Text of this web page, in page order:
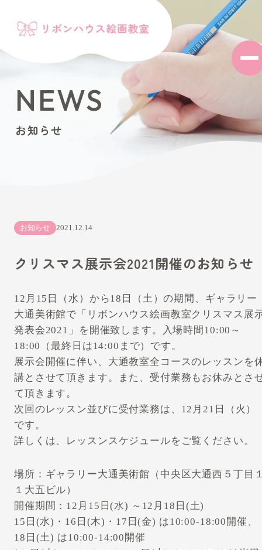
NEWS
お知らせ
お知らせ 2021.12.14
クリスマス展示会2021開催のお知らせ
12月15日（水）から18日（土）の期間、ギャラリー
大通美術館で「リボンハウス絵画教室クリスマス展
発表会2021」を開催致します。入場時間10:00～
18:00（最終日は14:00まで）です。
展示会開催に伴い、大通教室全コースのレッスンを
講とさせて頂きます。また、受付業務もお休みとさ
て頂きます。
次回のレッスン並びに受付業務は、12月21日（火）
です。
詳しくは、レッスンスケジュールをご覧ください。
場所：ギャラリー大通美術館（中央区大通西５丁目
１大五ビル）
開催期間：12月15日(水) ～12月18日(土)
15日(水)・16日(木)・17日(金) は10:00-18:00開催、
18日(土) は10:00-14:00開催